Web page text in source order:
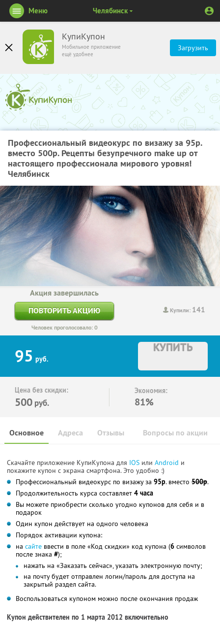
КупиКупон
Мобильное приложение
ещё удобнее
Загрузить
Меню Челябинск
Профессиональный видеокурс по визажу за 95р.
вместо 500р. Рецепты безупречного make up от
настоящего профессионала мирового уровня!
Челябинск
Купили: 141
Акция завершилась
ПОВТОРИТЬ АКЦИЮ
Человек проголосовало: 0
95 руб.
КУПИТЬ
Цена без скидки:
500 руб.
Экономия:
81%
Основное Отзывы Вопросы по акции
Адреса
Скачайте приложение КупиКупона для IOS или Android и
покажите купон с экрана смартфона. Это удобно :)
Профессиональный видеокурс по визажу за 95р. вместо 500р.
Продолжительность курса составляет 4 часа
Вы можете приобрести сколько угодно купонов для себя и в
подарок
Один купон действует на одного человека
Порядок активации купона:
на сайте ввести в поле «Код скидки» код купона (6 символов
после знака #);
нажать на «Заказать сейчас», указать электронную почту;
на почту будет отправлен логин/пароль для доступа на
закрытый раздел сайта.
Воспользоваться купоном можно после окончания продаж
Купон действителен по 1 марта 2012 включительно